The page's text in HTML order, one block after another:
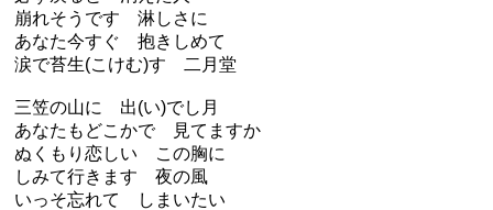
崩れそうです 淋しさに
あなた今すぐ 抱きしめて
涙で苔生(こけむ)す 二月堂
三笠の山に 出(い)でし月
あなたもどこかで 見てますか
ぬくもり恋しい この胸に
しみて行きます 夜の風
いっそ忘れて しまいたい